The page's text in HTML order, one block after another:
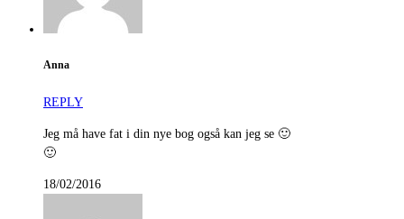
Anna
REPLY
Jeg må have fat i din nye bog også kan jeg se 🙂
🙂
18/02/2016